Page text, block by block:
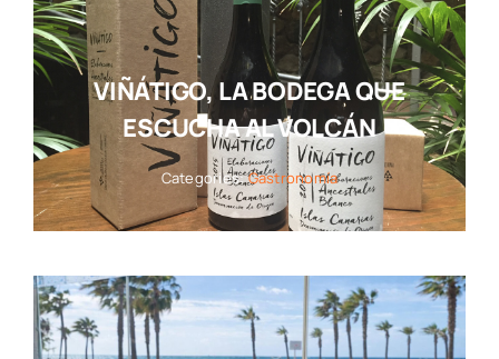
VIÑÁTIGO, LA BODEGA QUE
ESCUCHA AL VOLCÁN
Categories:Gastronomía